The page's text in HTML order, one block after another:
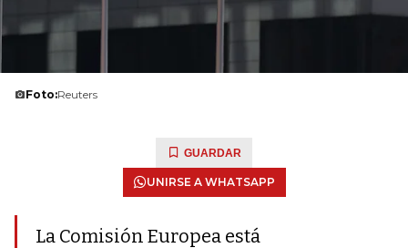
Foto:Reuters
GUARDAR
UNIRSE A WHATSAPP
La Comisión Europea está